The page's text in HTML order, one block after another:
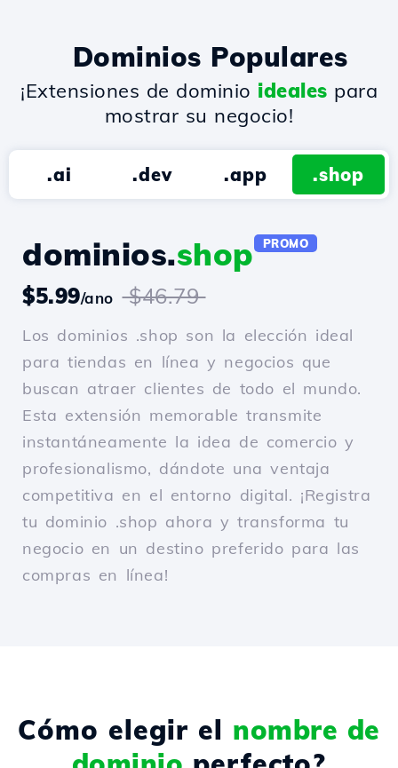
Dominios Populares
¡Extensiones de dominio ideales para
mostrar su negocio!
.ai .dev .app .shop
dominios.shop PROMO
$5.99/ano $46.79
Los dominios .shop son la elección ideal
para tiendas en línea y negocios que
buscan atraer clientes de todo el mundo.
Esta extensión memorable transmite
instantáneamente la idea de comercio y
profesionalismo, dándote una ventaja
competitiva en el entorno digital. ¡Registra
tu dominio .shop ahora y transforma tu
negocio en un destino preferido para las
compras en línea!
Cómo elegir el nombre de